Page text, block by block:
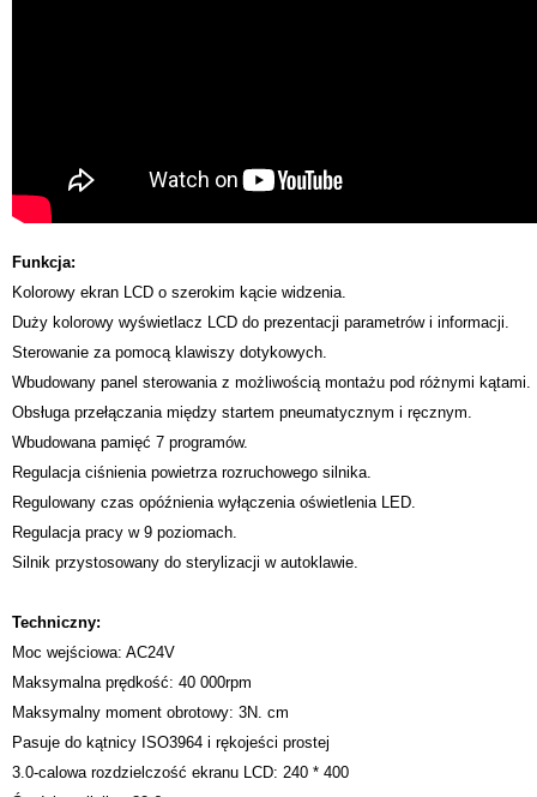
Funkcja:
Kolorowy ekran LCD o szerokim kącie widzenia.
Duży kolorowy wyświetlacz LCD do prezentacji parametrów i informacji.
Sterowanie za pomocą klawiszy dotykowych.
Wbudowany panel sterowania z możliwością montażu pod różnymi kątami.
Obsługa przełączania między startem pneumatycznym i ręcznym.
Wbudowana pamięć 7 programów.
Regulacja ciśnienia powietrza rozruchowego silnika.
Regulowany czas opóźnienia wyłączenia oświetlenia LED.
Regulacja pracy w 9 poziomach.
Silnik przystosowany do sterylizacji w autoklawie.
Techniczny:
Moc wejściowa: AC24V
Maksymalna prędkość: 40 000rpm
Maksymalny moment obrotowy: 3N. cm
Pasuje do kątnicy ISO3964 i rękojeści prostej
3.0-calowa rozdzielczość ekranu LCD: 240 * 400